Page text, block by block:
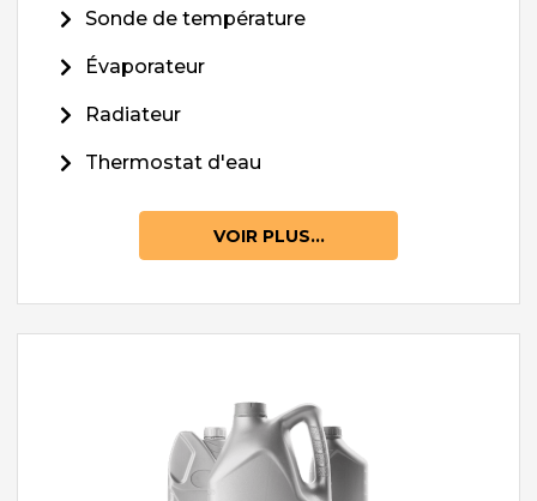
Sonde de température
Évaporateur
Radiateur
Thermostat d'eau
VOIR PLUS...